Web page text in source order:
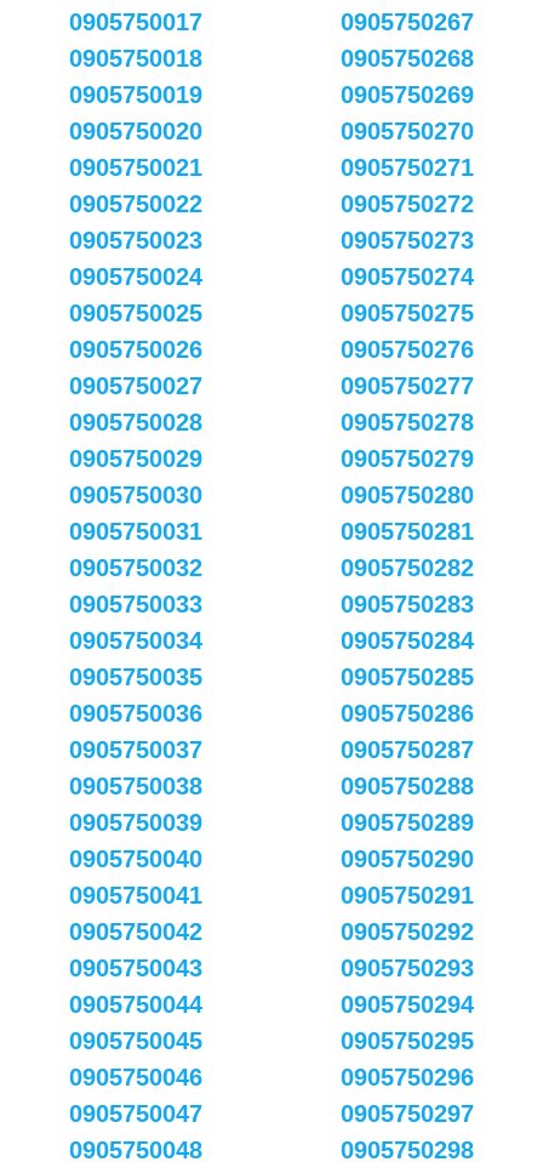
0905750017
0905750018
0905750019
0905750020
0905750021
0905750022
0905750023
0905750024
0905750025
0905750026
0905750027
0905750028
0905750029
0905750030
0905750031
0905750032
0905750033
0905750034
0905750035
0905750036
0905750037
0905750038
0905750039
0905750040
0905750041
0905750042
0905750043
0905750044
0905750045
0905750046
0905750047
0905750048
0905750267
0905750268
0905750269
0905750270
0905750271
0905750272
0905750273
0905750274
0905750275
0905750276
0905750277
0905750278
0905750279
0905750280
0905750281
0905750282
0905750283
0905750284
0905750285
0905750286
0905750287
0905750288
0905750289
0905750290
0905750291
0905750292
0905750293
0905750294
0905750295
0905750296
0905750297
0905750298